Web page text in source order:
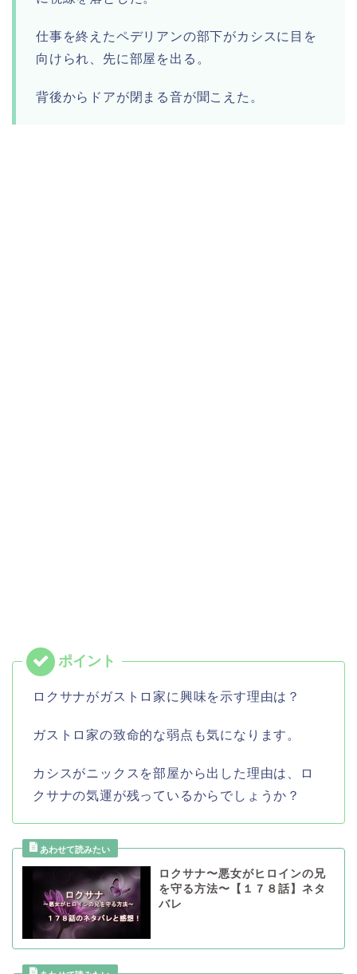
仕事を終えたペデリアンの部下がカシスに目を
向けられ、先に部屋を出る。
背後からドアが閉まる音が聞こえた。
ロクサナがガストロ家に興味を示す理由は？
ガストロ家の致命的な弱点も気になります。
カシスがニックスを部屋から出した理由は、ロ
クサナの気運が残っているからでしょうか？
ロクサナ〜悪女がヒロインの兄
を守る方法〜【１７８話】ネタ
バレ